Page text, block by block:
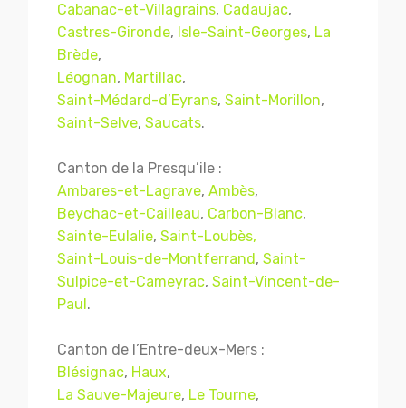
Cabanac-et-Villagrains, Cadaujac,
Castres-Gironde, Isle-Saint-Georges, La
Brède,
Léognan, Martillac,
Saint-Médard-d’Eyrans, Saint-Morillon,
Saint-Selve, Saucats.
Canton de la Presqu’ile :
Ambares-et-Lagrave, Ambès,
Beychac-et-Cailleau, Carbon-Blanc,
Sainte-Eulalie, Saint-Loubès,
Saint-Louis-de-Montferrand, Saint-
Sulpice-et-Cameyrac, Saint-Vincent-de-
Paul.
Canton de l’Entre-deux-Mers :
Blésignac, Haux,
La Sauve-Majeure, Le Tourne,